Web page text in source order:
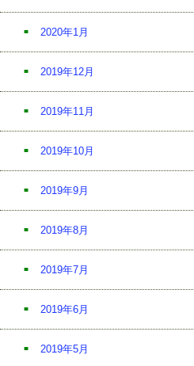
2020年1月
2019年12月
2019年11月
2019年10月
2019年9月
2019年8月
2019年7月
2019年6月
2019年5月